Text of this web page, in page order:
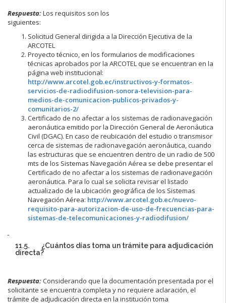
Respuesta:Los requisitos son los
siguientes:
Solicitud General dirigida a la Dirección Ejecutiva de la
ARCOTEL
Proyecto técnico, en los formularios de modificaciones
técnicas aprobados por la ARCOTEL que se encuentran en la
página web institucional:
http://www.arcotel.gob.ec/instructivos-y-formatos-
servicios-de-radiodifusion-sonora-television-para-
medios-de-comunicacion-publicos-privados-y-
comunitarios-2/
Certificado de no afectar a los sistemas de radionavegación
aeronáutica emitido por la Dirección General de Aeronáutica
Civil (DGAC). En caso de reubicación del estudio o transmisor
cerca de sistemas de radionavegación aeronáutica, cuando
las estructuras que se encuentren dentro de un radio de 500
mts de los Sistemas Navegación Aérea se debe presentar el
Certificado de no afectar a los sistemas de radionavegación
aeronáutica. Para lo cual se solicita revisar el listado
actualizado de la ubicación geográfica de los Sistemas
Navegación Aérea: http://www.arcotel.gob.ec/nuevo-
requisito-para-autorizacion-de-uso-de-frecuencias-para-
sistemas-de-telecomunicaciones-y-radiodifusion/
11.5. ¿Cuántos días toma un trámite para adjudicación
directa?
Respuesta:Considerando que la documentación presentada por el
solicitante se encuentra completa y no requiere aclaración, el
trámite de adjudicación directa en la institución toma